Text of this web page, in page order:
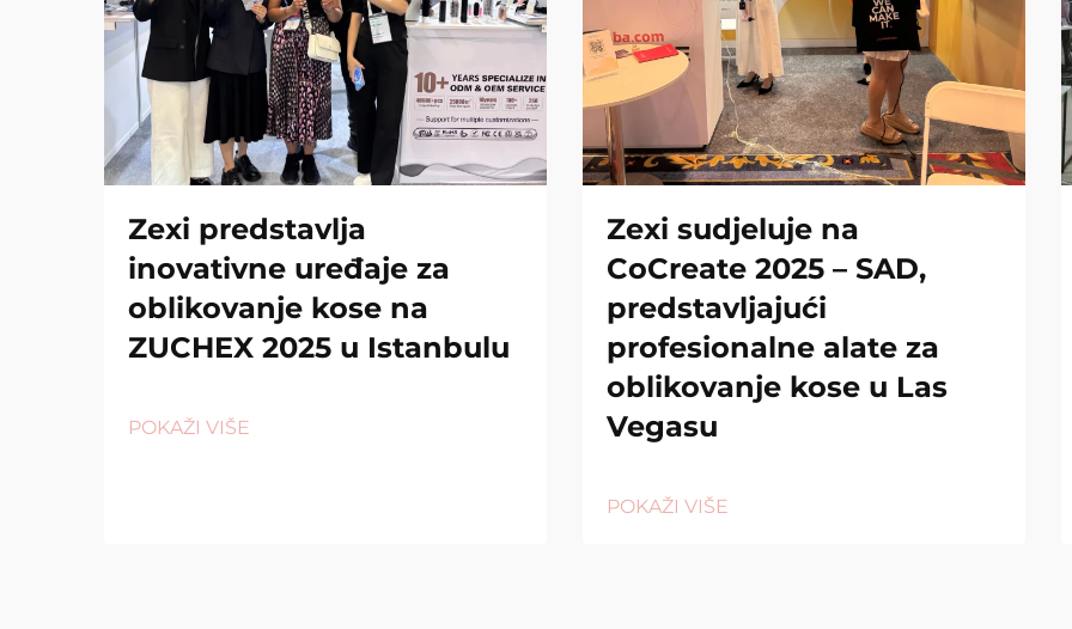
Zexi predstavlja
inovativne uređaje za
oblikovanje kose na
ZUCHEX 2025 u Istanbulu
POKAŽI VIŠE
Zexi sudjeluje na
CoCreate 2025 – SAD,
predstavljajući
profesionalne alate za
oblikovanje kose u Las
Vegasu
POKAŽI VIŠE